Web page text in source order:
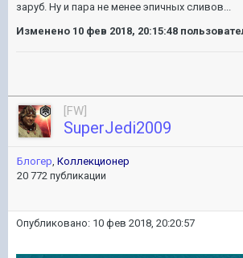
заруб. Ну и пара не менее эпичных сливов...
Изменено 10 фев 2018, 20:15:48
[FW]
SuperJedi2009
Блогер, Коллекционер
20 772 публикации
Опубликовано: 10 фев 2018, 20:20:57